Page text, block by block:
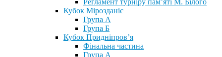
Регламент турніру пам’яті М. Білого
Кубок Мірозданіє
Група А
Група Б
Кубок Придніпров’я
Фінальна частина
Група А